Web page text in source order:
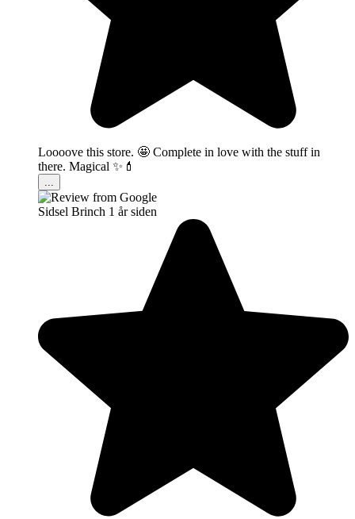
Loooove this store. 🤩 Complete in love with the stuff in
there. Magical ✨💄
...
Sidsel Brinch 1 år siden